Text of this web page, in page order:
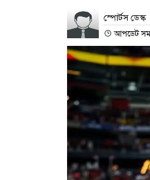
স্পোর্টস ডেস্ক
আপডেট